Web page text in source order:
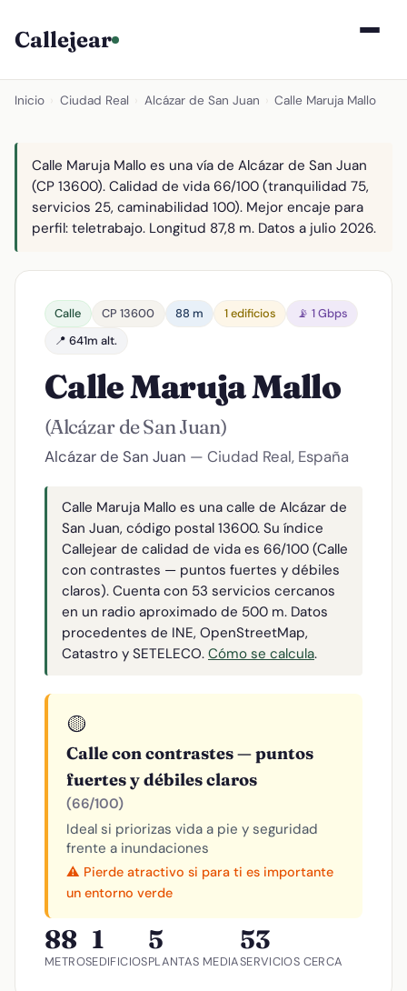
Callejear
Inicio Ciudad Real Alcázar de San Juan Calle Maruja Mallo
Calle Maruja Mallo es una vía de Alcázar de San Juan
(CP 13600). Calidad de vida 66/100 (tranquilidad 75,
servicios 25, caminabilidad 100). Mejor encaje para
perfil: teletrabajo. Longitud 87,8 m. Datos a julio 2026.
Calle CP 13600 88 m 1 edificios
📡 1 Gbps
📍 641m alt.
Calle Maruja Mallo
(Alcázar de San Juan)
Alcázar de San Juan — Ciudad Real, España
Calle Maruja Mallo es una calle de Alcázar de
San Juan, código postal 13600. Su índice
Callejear de calidad de vida es 66/100 (Calle
con contrastes — puntos fuertes y débiles
claros). Cuenta con 53 servicios cercanos
en un radio aproximado de 500 m. Datos
procedentes de INE, OpenStreetMap,
Catastro y SETELECO. Cómo se calcula.
🟡
Calle con contrastes — puntos
fuertes y débiles claros
(66/100)
Ideal si priorizas vida a pie y seguridad
frente a inundaciones
⚠️ Pierde atractivo si para ti es importante
un entorno verde
88
METROS
1
EDIFICIOS
5
PLANTAS MEDIA
53
SERVICIOS CERCA